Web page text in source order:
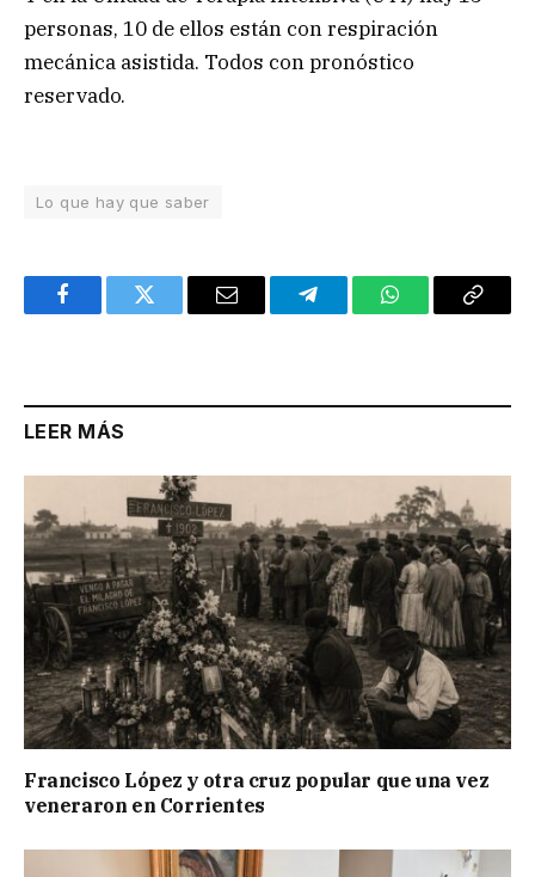
personas, 10 de ellos están con respiración
mecánica asistida. Todos con pronóstico
reservado.
Lo que hay que saber
FacebookTwitter Email TelegramWhatsAppCopy
LEER MÁS
Francisco López y otra cruz popular que una vez
veneraron en Corrientes